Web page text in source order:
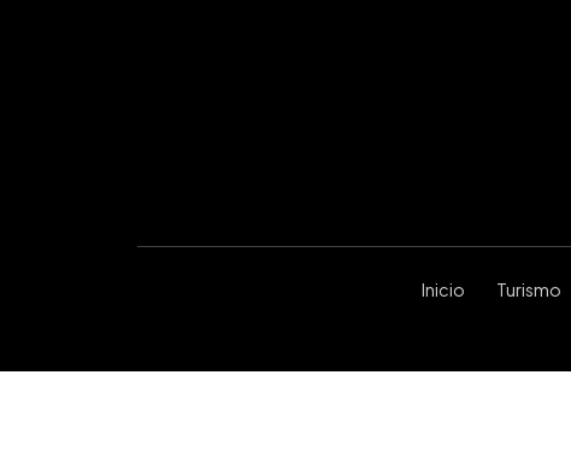
Inicio Turismo